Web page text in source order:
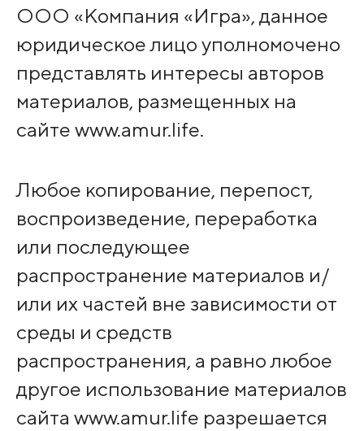
ООО «Компания «Игра», данное
юридическое лицо уполномочено
представлять интересы авторов
материалов, размещенных на
сайте www.amur.life.
Любое копирование, перепост,
воспроизведение, переработка
или последующее
распространение материалов и/
или их частей вне зависимости от
среды и средств
распространения, а равно любое
другое использование материалов
сайта www.amur.life разрешается